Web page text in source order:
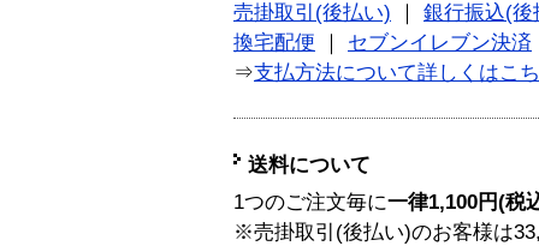
売掛取引(後払い)
銀行振込(後
換宅配便
セブンイレブン決済
⇒支払方法について詳しくはこ
送料について
1つのご注文毎に一律1,100円(税
※売掛取引(後払い)のお客様は